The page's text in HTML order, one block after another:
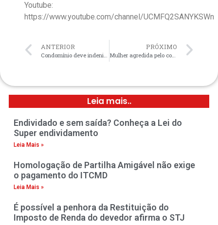
Youtube:
https://www.youtube.com/channel/UCMFQ2SANYKSWn
ANTERIOR PRÓXIMO
Mulher agredida pelo companheiro deve ser indenizada em R$8.000,00 por danos morais.
Leia mais..
Endividado e sem saída? Conheça a Lei do
Super endividamento
Leia Mais »
Homologação de Partilha Amigável não exige
o pagamento do ITCMD
Leia Mais »
É possível a penhora da Restituição do
Imposto de Renda do devedor afirma o STJ